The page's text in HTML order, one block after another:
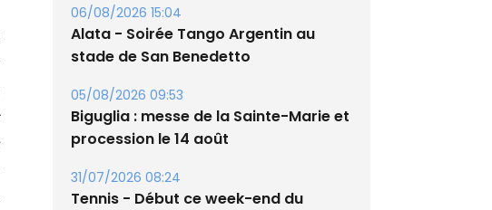
stade de San Benedetto
05/08/2026 09:53
procession le 14 août
31/07/2026 08:24
tournoi du RCPV